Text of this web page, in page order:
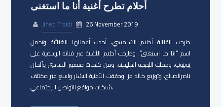
أحلام تطرح أغنية أنا ما استغنى
Jihed Traidi
26 November 2019
طرحت الفنانة أحلام الشامسي، أحدث أعمالها الغنائية وتحمل
اسم “انا ما استغنى”. وطرحت أحلام الأغنية عبر قناته الرسمية على
يوتيوب، وحملت اللهجة الخليجية، ومن كلمات منصور الشادي وألحان
ناصرالصالح، وتوزيع خالد عز. وحققت الأغنية انتشار واسع عبر مختلف
شبكات مواقع التواصل الإجتماعي.